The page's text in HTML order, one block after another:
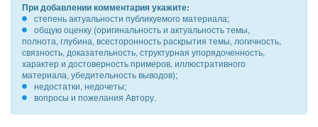
При добавлении комментария укажите:
степень актуальности публикуемого материала;
общую оценку (оригинальность и актуальность темы,
полнота, глубина, всесторонность раскрытия темы, логичность,
связность, доказательность, структурная упорядоченность,
характер и достоверность примеров, иллюстративного
материала, убедительность выводов);
недостатки, недочеты;
вопросы и пожелания Автору.